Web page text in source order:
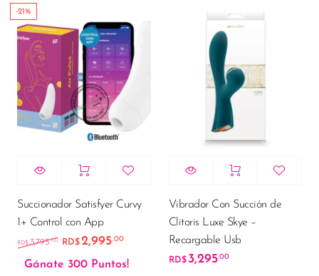
-21%
Succionador Satisfyer Curvy
1+ Control con App
RD$ 3,795.00 El precio original era: RD$3,795.00.
RD$2,995.00El precio actual es: RD$2,995.00.
Gánate 300 Puntos!
Vibrador Con Succión de
Clitoris Luxe Skye –
Recargable Usb
RD$ 3,295.00